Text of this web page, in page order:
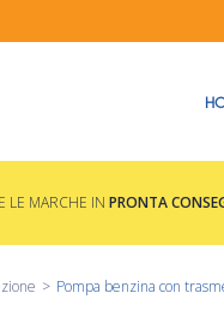
LE MARCHE IN PRONTA
> Pompa benzina con